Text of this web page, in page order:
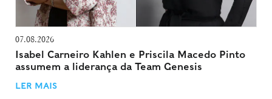
07.08.2026
Isabel Carneiro Kahlen e Priscila Macedo Pinto
assumem a liderança da Team Genesis
LER MAIS